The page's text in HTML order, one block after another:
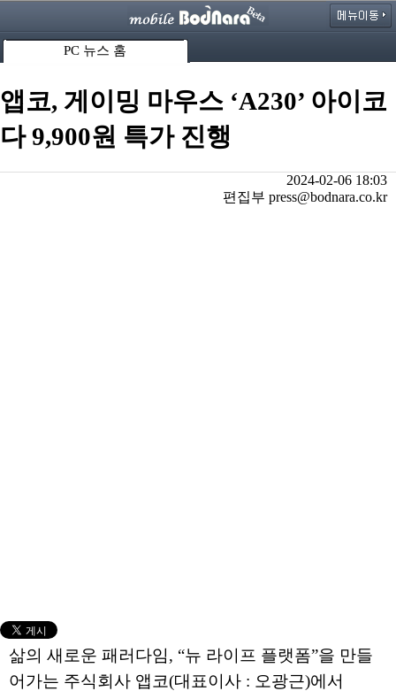
PC 뉴스 홈
앱코, 게이밍 마우스 ‘A230’ 아이코
다 9,900원 특가 진행
2024-02-06 18:03
편집부 press@bodnara.co.kr
삶의 새로운 패러다임, “뉴 라이프 플랫폼”을 만들
어가는 주식회사 앱코(대표이사 : 오광근)에서